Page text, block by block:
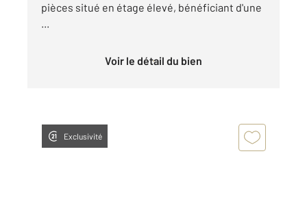
pièces situé en étage élevé, bénéficiant d'une
...
Voir le détail du bien
Exclusivité